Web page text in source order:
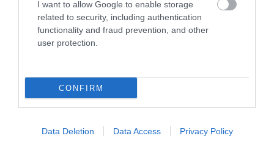
I want to allow Google to enable storage
related to security, including authentication
functionality and fraud prevention, and other
user protection.
CONFIRM
Data Deletion Data Access Privacy Policy